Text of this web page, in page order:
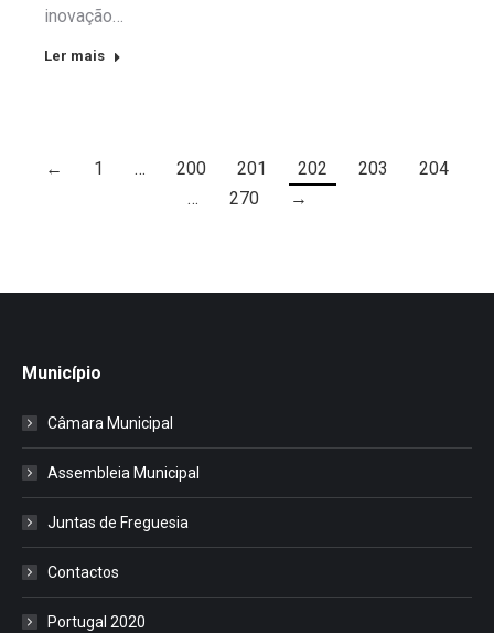
inovação…
Ler mais
← 1 … 200 201 202 203
204
…
270 →
Município
Câmara Municipal
Assembleia Municipal
Juntas de Freguesia
Contactos
Portugal 2020